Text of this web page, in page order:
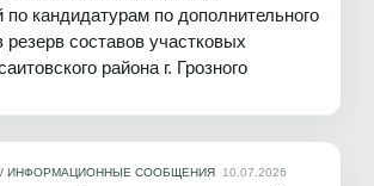
по кандидатурам по дополнительного
резерв составов участковых
района г. Грозного
/ ИНФОРМАЦИОННЫЕ СООБЩЕНИЯ 10.07.2026